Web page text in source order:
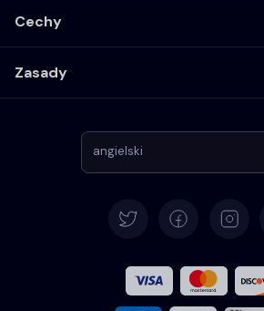
Cechy
Zasady
angielski
Français